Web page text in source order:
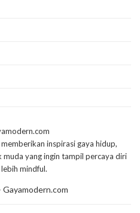
inspirasi gaya hidup,
yang ingin tampil percaya diri
mindful.
Gayamodern.com